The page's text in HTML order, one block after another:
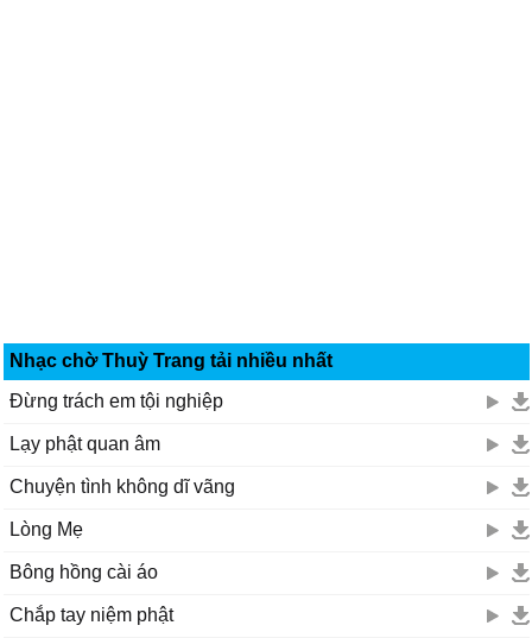
Nhạc chờ Thuỳ Trang tải nhiều nhất
Đừng trách em tội nghiệp
Lạy phật quan âm
Chuyện tình không dĩ vãng
Lòng Mẹ
Bông hồng cài áo
Chắp tay niệm phật